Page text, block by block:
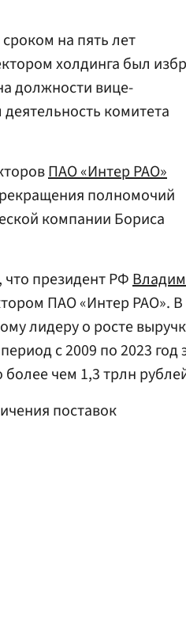
на пять лет
холдинга был
должности вице-
комитета
ПАО «Интер РАО»
полномочий
компании Бориса
, что президент РФ
ПАО «Интер РАО».
лидеру о росте
с 2009 по 2023 год
чем 1,3 трлн
поставок